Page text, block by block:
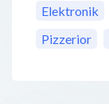
Elektronik
Pizzerior